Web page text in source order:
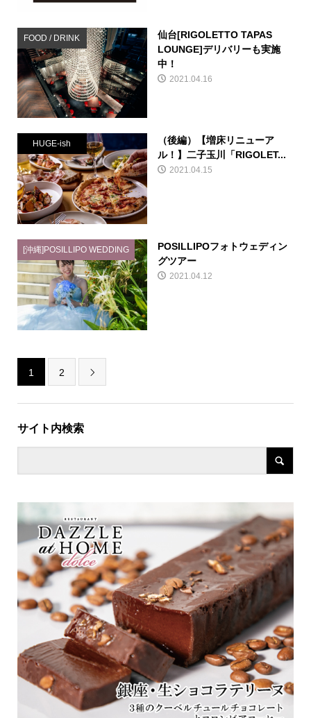
FOOD / DRINK
仙台[RIGOLETTO TAPAS
LOUNGE]デリバリーも実施
中！
2021.04.16
HUGE-ish
（後編）【増床リニューア
ル！】二子玉川「RIGOLET...
2021.04.15
[沖縄]POSILLIPO WEDDING
POSILLIPOフォトウェディン
グツアー
2021.04.12
1 2 
サイト内検索